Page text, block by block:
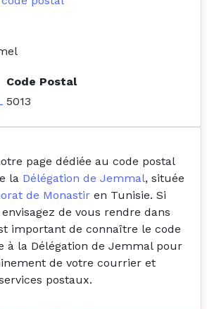
Code Postal
5013
page dédiée au code postal
la Délégation de Jemmal, située
de Monastir en Tunisie. Si
de vous rendre dans
important de connaître le code
à la Délégation de Jemmal pour
de votre courrier et
postaux.